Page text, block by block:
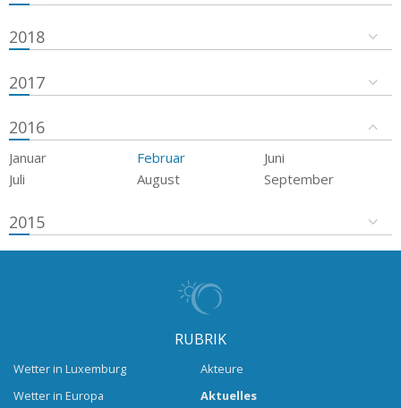
2018
2017
2016
Januar Februar
Juni
Juli
August September
2015
RUBRIK
Wetter in Luxemburg
Wetter in Europa
Akteure
Aktuelles